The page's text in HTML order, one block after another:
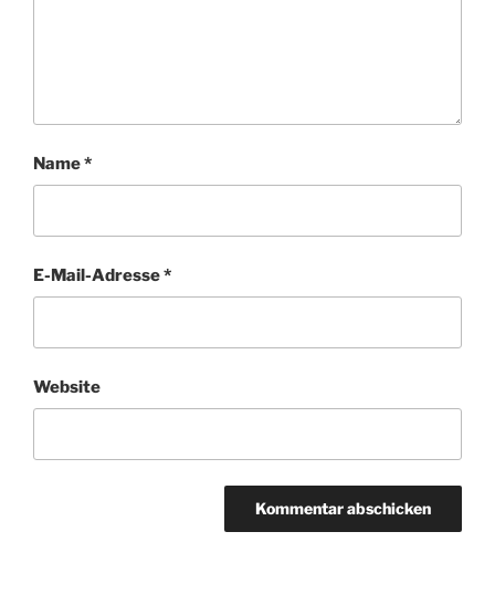
Name*
E-Mail-Adresse*
Website